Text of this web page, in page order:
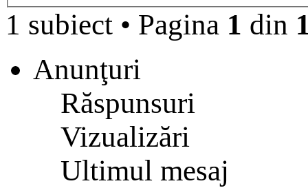
1 subiect • Pagina 1 din
Anunţuri
Răspunsuri
Vizualizări
Ultimul mesaj